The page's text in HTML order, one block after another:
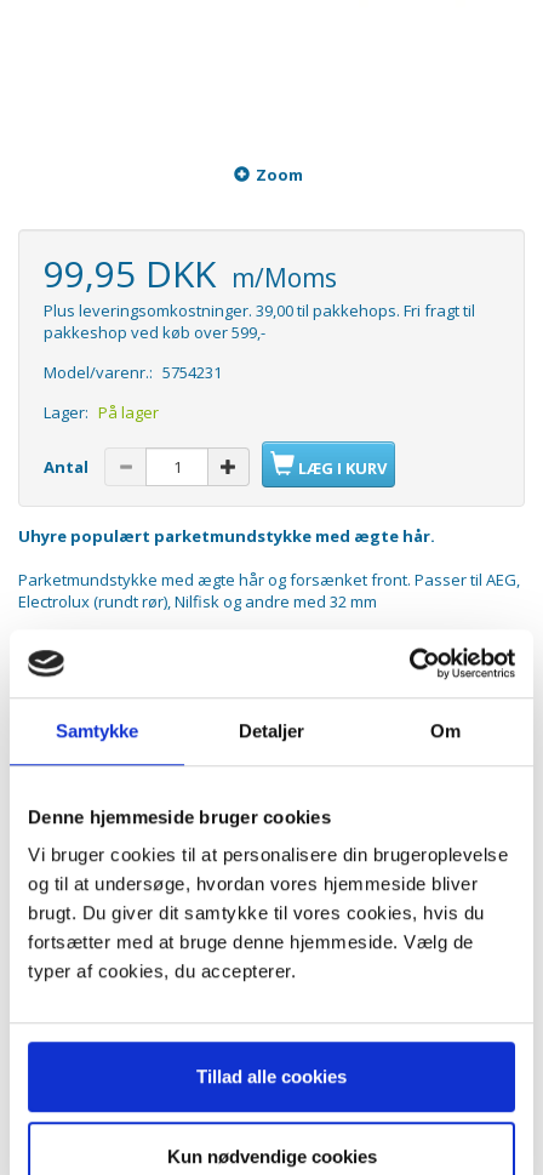
Samtykke Detaljer Om
Denne hjemmeside bruger cookies
Vi bruger cookies til at personalisere din brugeroplevelse
og til at undersøge, hvordan vores hjemmeside bliver
brugt. Du giver dit samtykke til vores cookies, hvis du
fortsætter med at bruge denne hjemmeside. Vælg de
typer af cookies, du accepterer.
Tillad alle cookies
Kun nødvendige cookies
Zoom
99,95 DKK m/Moms
Plus leveringsomkostninger. 39,00 til pakkehops. Fri fragt til
pakkeshop ved køb over 599,-
Model/varenr.: 5754231
Lager: På lager
Antal LÆG I KURV
Uhyre populært parketmundstykke med ægte hår.
Parketmundstykke med ægte hår og forsænket front. Passer til AEG,
Electrolux (rundt rør), Nilfisk og andre med 32 mm
Lavet i god kvalitet og i hård plast.
ANDRE KØBTE OGSÅ
KØB 10+ OG FÅ 16% RABAT
Family/Business (Original)
149,95 DKKm/Moms
-35%
UZ934, Type: 1406905020.
129,95 DKK